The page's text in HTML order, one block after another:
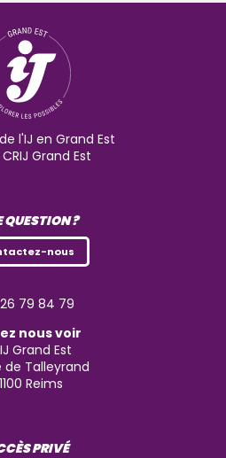
l'IJ en Grand Est
Grand Est
QUESTION ?
nous
79 84 79
nous voir
Grand Est
de Talleyrand
Reims
PRIVÉ